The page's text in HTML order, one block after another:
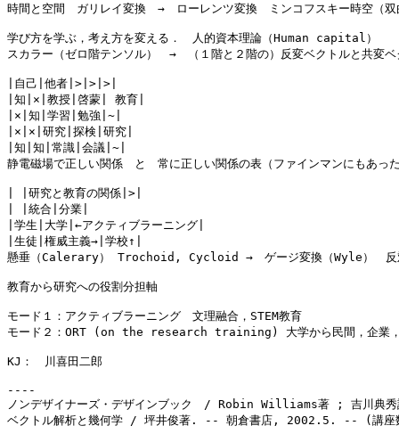
時間と空間　ガリレイ変換　→　ローレンツ変換　ミンコフスキー時空（
学び方を学ぶ，考え方を変える．　人的資本理論（Human capital）
スカラー（ゼロ階テンソル）　→　（１階と２階の）反変ベクトルと共変
|自己|他者|>|>|>|
|知|×|教授|啓蒙| 教育|
|×|知|学習|勉強|~|
|×|×|研究|探検|研究|
|知|知|常識|会議|~|
静電磁場で正しい関係　と　常に正しい関係の表（ファインマンにもあっ
| |研究と教育の関係|>|
| |統合|分業|
|学生|大学|←アクティブラーニング|
|生徒|権威主義→|学校↑|
懸垂（Calerary） Trochoid, Cycloid →　ゲージ変換（Wyle）　反対
教育から研究への役割分担軸
モード１：アクティブラーニング　文理融合，STEM教育
モード２：ORT (on the research training) 大学から民間，企業，
KJ：　川喜田二郎
ノンデザイナーズ・デザインブック　/ Robin Williams著 ; 吉川
ベクトル解析と幾何学 / 坪井俊著. -- 朝倉書店, 2002.5. -- (講